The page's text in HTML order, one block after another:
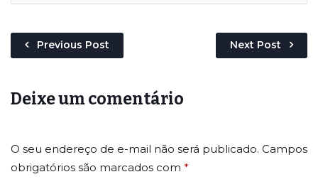
Previous Post Next Post
Deixe um comentário
O seu endereço de e-mail não será publicado. Campos
obrigatórios são marcados com *